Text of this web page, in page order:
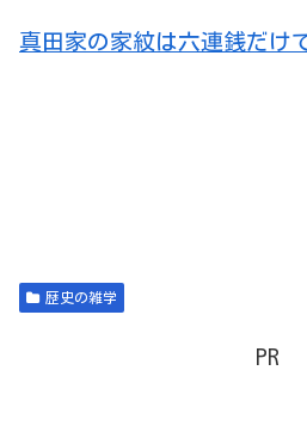
真田家の家紋は六連銭だけ
歴史の雑学
PR